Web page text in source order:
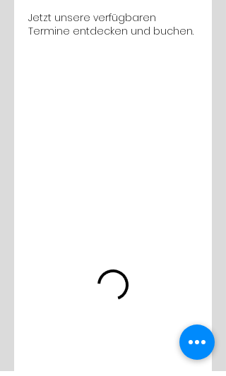
Jetzt unsere verfügbaren
Termine entdecken und buchen.